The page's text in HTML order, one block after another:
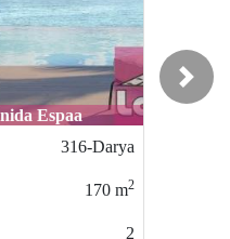
316-Darya
m 2
/ Centro
Next